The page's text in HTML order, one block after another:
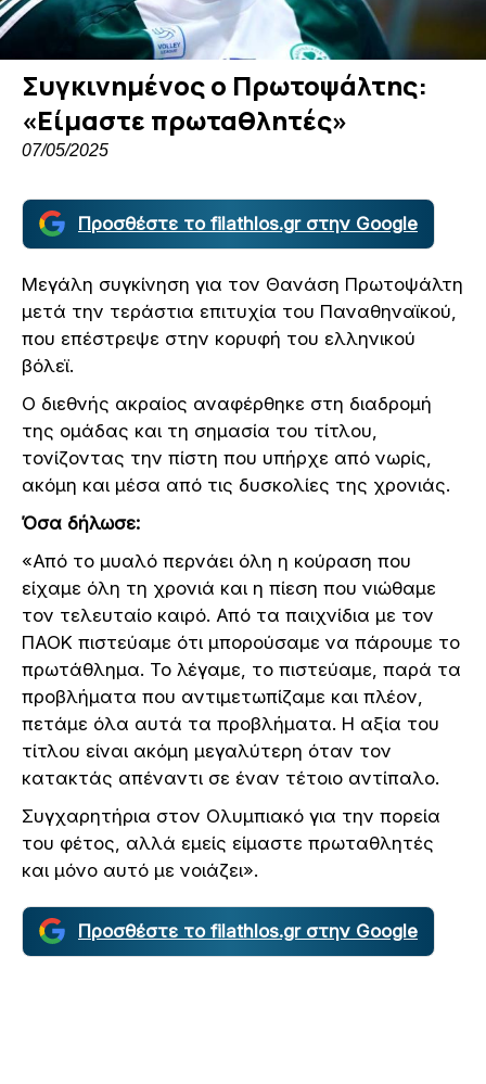
Συγκινημένος ο Πρωτοψάλτης:
«Είμαστε πρωταθλητές»
07/05/2025
Προσθέστε το filathlos.gr στην Google
Μεγάλη συγκίνηση για τον Θανάση Πρωτοψάλτη
μετά την τεράστια επιτυχία του Παναθηναϊκού,
που επέστρεψε στην κορυφή του ελληνικού
βόλεϊ.
Ο διεθνής ακραίος αναφέρθηκε στη διαδρομή
της ομάδας και τη σημασία του τίτλου,
τονίζοντας την πίστη που υπήρχε από νωρίς,
ακόμη και μέσα από τις δυσκολίες της χρονιάς.
Όσα δήλωσε:
«Από το μυαλό περνάει όλη η κούραση που
είχαμε όλη τη χρονιά και η πίεση που νιώθαμε
τον τελευταίο καιρό. Από τα παιχνίδια με τον
ΠΑΟΚ πιστεύαμε ότι μπορούσαμε να πάρουμε το
πρωτάθλημα. Το λέγαμε, το πιστεύαμε, παρά τα
προβλήματα που αντιμετωπίζαμε και πλέον,
πετάμε όλα αυτά τα προβλήματα. Η αξία του
τίτλου είναι ακόμη μεγαλύτερη όταν τον
κατακτάς απέναντι σε έναν τέτοιο αντίπαλο.
Συγχαρητήρια στον Ολυμπιακό για την πορεία
του φέτος, αλλά εμείς είμαστε πρωταθλητές
και μόνο αυτό με νοιάζει».
Προσθέστε το filathlos.gr στην Google